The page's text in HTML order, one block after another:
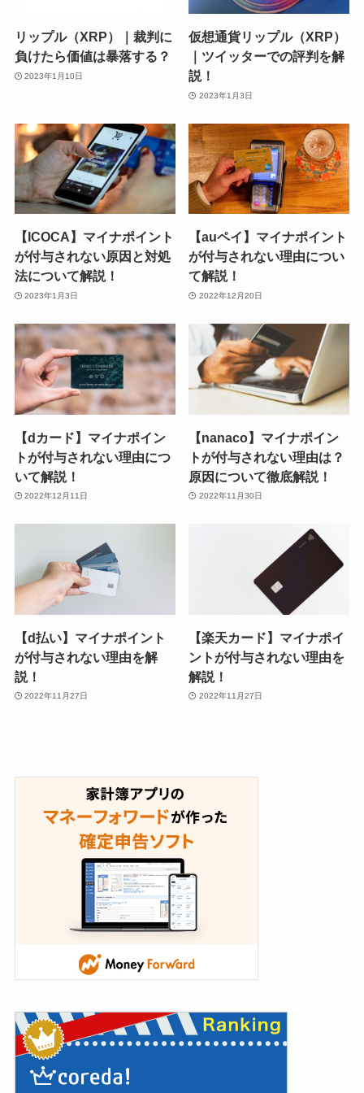
リップル（XRP）｜裁判に
負けたら価値は暴落する？
2023年1月10日
仮想通貨リップル（XRP）
｜ツイッターでの評判を解
説！
2023年1月3日
【ICOCA】マイナポイント
が付与されない原因と対処
法について解説！
2023年1月3日
【auペイ】マイナポイント
が付与されない理由につい
て解説！
2022年12月20日
【dカード】マイナポイン
トが付与されない理由につ
いて解説！
2022年12月11日
【nanaco】マイナポイン
トが付与されない理由は？
原因について徹底解説！
2022年11月30日
【d払い】マイナポイント
が付与されない理由を解
説！
2022年11月27日
【楽天カード】マイナポイ
ントが付与されない理由を
解説！
2022年11月27日